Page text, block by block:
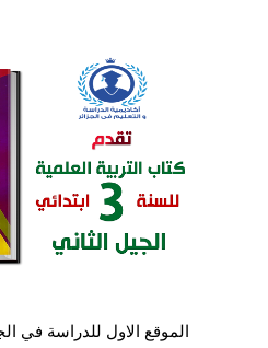
الموقع الاول للدراسة في